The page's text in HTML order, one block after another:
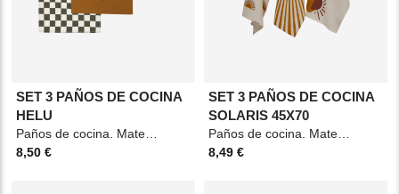
SET 3 PAÑOS DE COCINA
HELU
8,50 €
SET 3 PAÑOS DE COCINA
SOLARIS 45X70
8,49 €